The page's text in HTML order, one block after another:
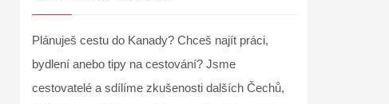
Plánuješ cestu do Kanady? Chceš najít práci,
bydlení anebo tipy na cestování? Jsme
cestovatelé a sdílíme zkušenosti dalších Čechů,